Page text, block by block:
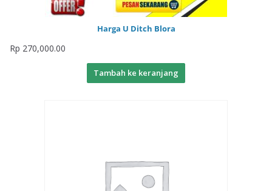
Harga U Ditch Blora
Rp 270,000.00
Tambah ke keranjang